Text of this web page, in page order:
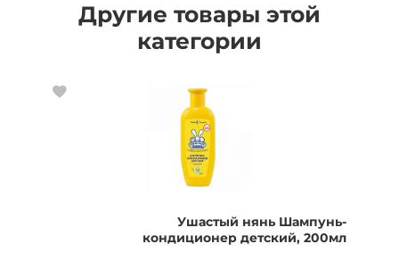
Другие товары этой
категории
Ушастый нянь Шампунь-
кондиционер детский, 200мл